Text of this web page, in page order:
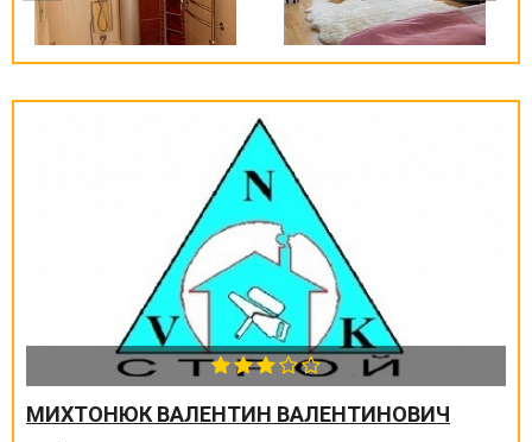
МИХТОНЮК ВАЛЕНТИН ВАЛЕНТИНОВИЧ